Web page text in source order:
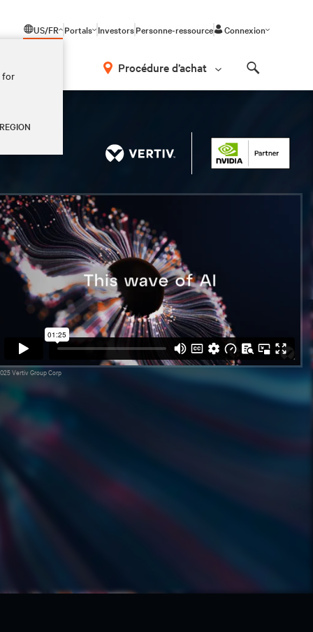
US/FR
for
Portals InvestorsPersonne-ressource Connexion
Procédure d’achat
Vertiv Group Corp